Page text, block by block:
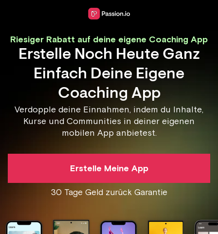
Riesiger Rabatt auf deine eigene Coaching App
Erstelle Noch Heute Ganz
Einfach Deine Eigene
Coaching App
Verdopple deine Einnahmen, indem du Inhalte,
Kurse und Communities in deiner eigenen
mobilen App anbietest.
Erstelle Meine App
30 Tage Geld zurück Garantie